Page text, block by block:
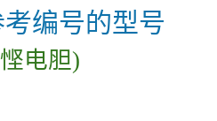
编号的型号
电胆)